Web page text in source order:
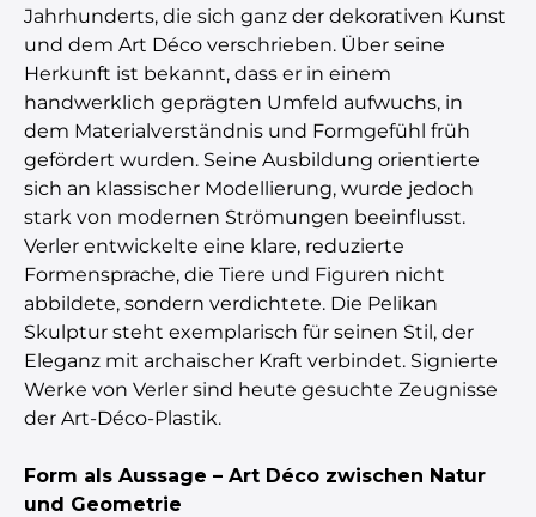
Jahrhunderts, die sich ganz der dekorativen Kunst
und dem Art Déco verschrieben. Über seine
Herkunft ist bekannt, dass er in einem
handwerklich geprägten Umfeld aufwuchs, in
dem Materialverständnis und Formgefühl früh
gefördert wurden. Seine Ausbildung orientierte
sich an klassischer Modellierung, wurde jedoch
stark von modernen Strömungen beeinflusst.
Verler entwickelte eine klare, reduzierte
Formensprache, die Tiere und Figuren nicht
abbildete, sondern verdichtete. Die Pelikan
Skulptur steht exemplarisch für seinen Stil, der
Eleganz mit archaischer Kraft verbindet. Signierte
Werke von Verler sind heute gesuchte Zeugnisse
der Art-Déco-Plastik.
Form als Aussage – Art Déco zwischen Natur
und Geometrie